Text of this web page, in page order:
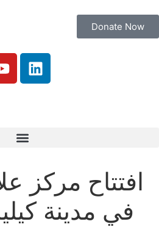
Donate Now
افتتاح مركز
في مدينة